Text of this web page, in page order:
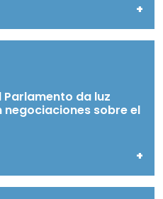
+
da luz
sobre el
+